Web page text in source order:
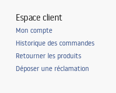
Espace client
Mon compte
Historique des commandes
Retourner les produits
Déposer une réclamation